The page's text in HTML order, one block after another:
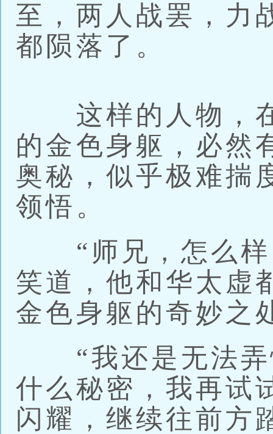
至，两人战罢，力
都陨落了。
这样的人物，在
的金色身躯，必然
奥秘，似乎极难揣
领悟。
“师兄，怎么样
笑道，他和华太虚
金色身躯的奇妙之
“我还是无法弄
什么秘密，我再试
闪耀，继续往前方